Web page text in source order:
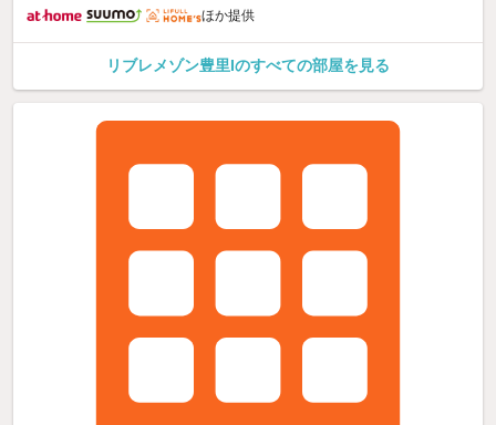
ほか提供
リブレメゾン豊里Iのすべての部屋を見る